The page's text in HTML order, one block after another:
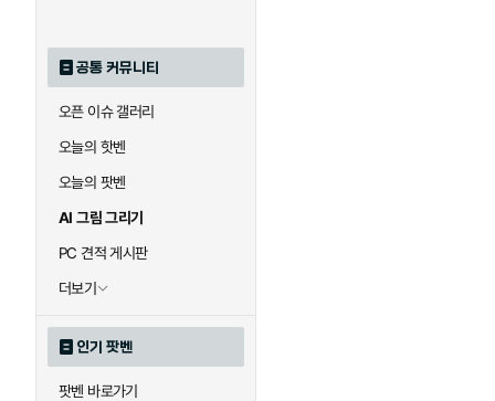
공통 커뮤니티
오픈 이슈 갤러리
오늘의 핫벤
오늘의 팟벤
AI 그림 그리기
PC 견적 게시판
더보기
인기 팟벤
팟벤 바로가기